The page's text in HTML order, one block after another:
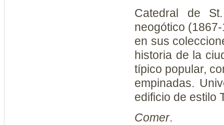
Catedral de
neogótico
en sus
historia de la
típico popular,
empinadas.
edificio de estilo
Comer.